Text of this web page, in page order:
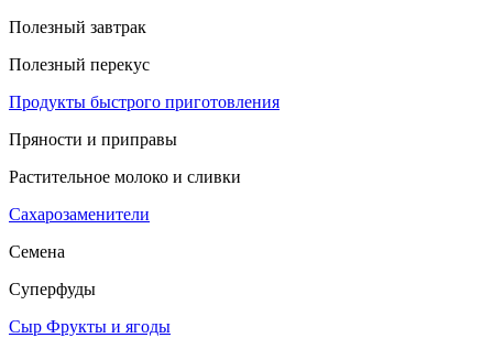
Полезный завтрак
Полезный перекус
Продукты быстрого приготовления
Пряности и приправы
Растительное молоко и сливки
Сахарозаменители
Семена
Суперфуды
Сыр Фрукты и ягоды